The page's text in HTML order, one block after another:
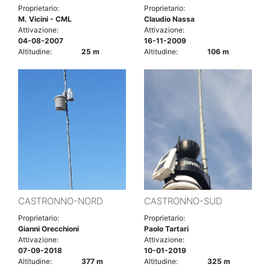
Proprietario:
M. Vicini - CML
Attivazione:
04-08-2007
Altitudine:
25 m
Proprietario:
Claudio Nassa
Attivazione:
16-11-2009
Altitudine:
106 m
CASTRONNO-NORD
Proprietario:
Gianni Orecchioni
Attivazione:
07-09-2018
Altitudine:
377 m
CASTRONNO-SUD
Proprietario:
Paolo Tartari
Attivazione:
10-01-2019
Altitudine:
325 m